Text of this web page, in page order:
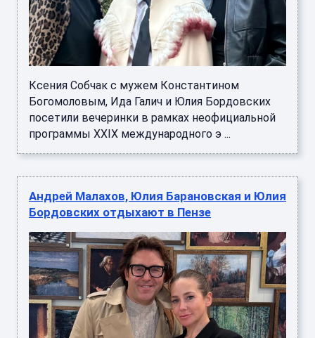
Ксения Собчак с мужем Константином
Богомоловым, Ида Галич и Юлия Бордовских
посетили вечеринки в рамках неофициальной
программы XXIX международного э ...
Андрей Малахов, Юлия Барановская и Юлия
Бордовских отдыхают в Пензе